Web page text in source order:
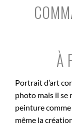
À
Portrait d’art
photo mais il se
peinture
même la